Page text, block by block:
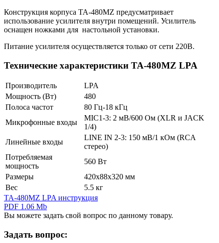
Конструкция корпуса TA-480MZ предусматривает
использование усилителя внутри помещений. Усилитель
оснащен ножками для настольной установки.
Питание усилителя осуществляется только от сети 220В.
Технические характеристики TA-480MZ LPA
Производитель
LPA
Мощность (Вт)
480
Полоса частот
80 Гц-18 кГц
Микрофонные входы
MIC1-3: 2 мВ/600 Ом (XLR и JACK
1/4)
Линейные входы
LINE IN 2-3: 150 мВ/1 кОм (RCA
стерео)
Потребляемая
мощность
560 Вт
Размеры
420х88х320 мм
Вес
5.5 кг
TA-480MZ LPA инструкция
PDF 1.06 Mb
Вы можете задать свой вопрос по данному товару.
Задать вопрос: